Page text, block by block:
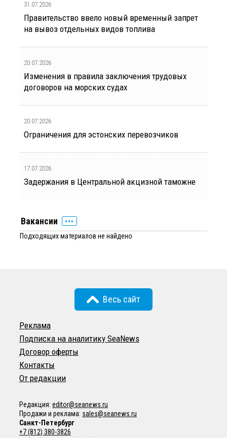
31.07.2026
Правительство ввело новый временный запрет
на вывоз отдельных видов топлива
20.07.2026
Изменения в правила заключения трудовых
договоров на морских судах
20.07.2026
Ограничения для эстонских перевозчиков
17.07.2026
Задержания в Центральной акцизной таможне
Вакансии
Подходящих материалов не найдено
Весь сайт
Реклама
Подписка на аналитику SeaNews
Договор оферты
Контакты
От редакции
Редакция: editor@seanews.ru
Продажи и реклама: sales@seanews.ru
Санкт-Петербург
+7 (812) 380-3826